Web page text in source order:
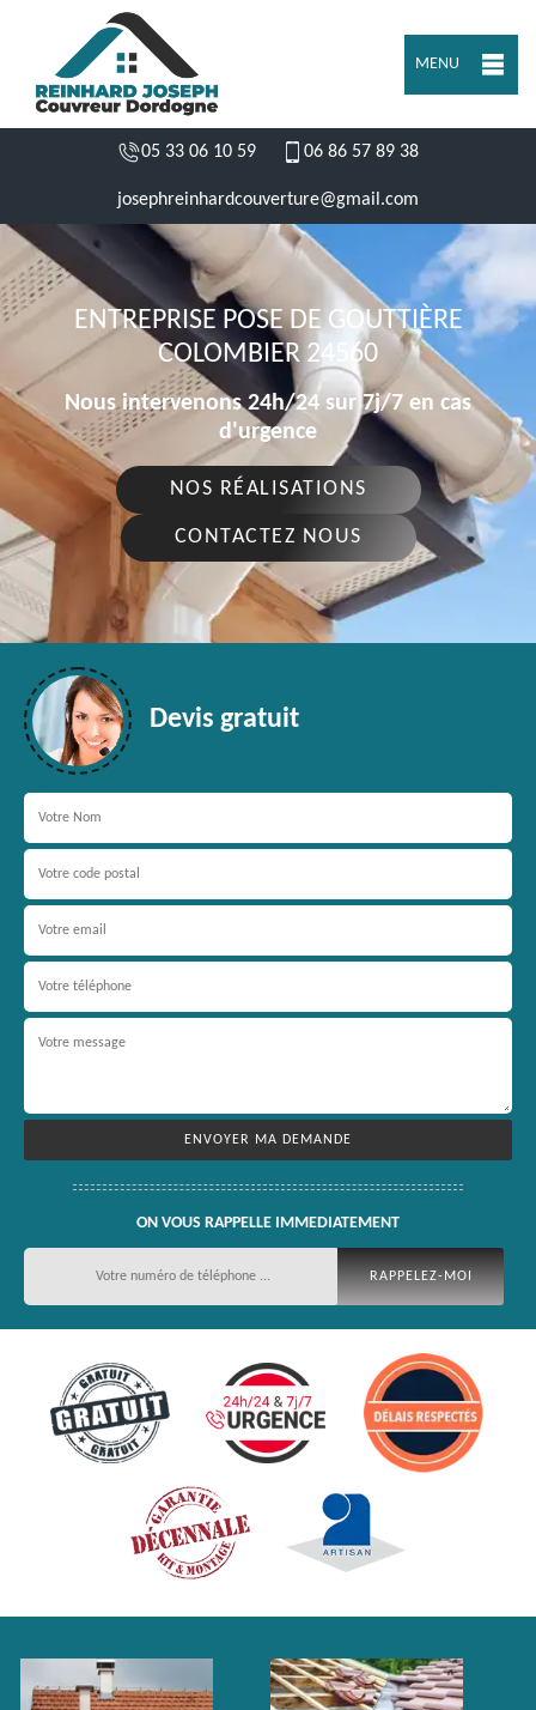
MENU
05 33 06 10 59 06 86 57 89 38
josephreinhardcouverture@gmail.com
ENTREPRISE POSE DE GOUTTIÈRE
COLOMBIER 24560
Nous intervenons 24h/24 sur 7j/7 en cas
d'urgence
NOS RÉALISATIONS
CONTACTEZ NOUS
Devis gratuit
ON VOUS RAPPELLE IMMEDIATEMENT